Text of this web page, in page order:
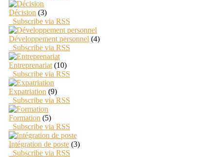
Décision (3)
Subscribe via RSS
Développement personnel (4)
Subscribe via RSS
Entreprenariat (10)
Subscribe via RSS
Expatriation (9)
Subscribe via RSS
Formation (5)
Subscribe via RSS
Intégration de poste (3)
Subscribe via RSS